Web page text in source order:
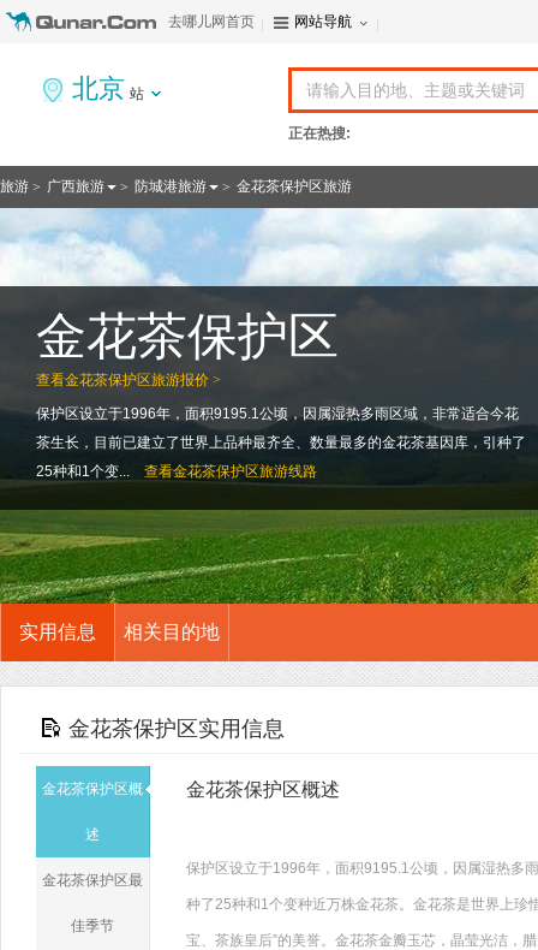
去哪儿网首页 网站导航
北京 站
正在热搜:
旅游 > 广西旅游 > 防城港旅游 > 金花茶保护区旅游
查看金花茶保护区旅游报价 >
金花茶保护区
保护区设立于1996年，面积9195.1公顷，因属湿热多雨区域，非常适合今花
茶生长，目前已建立了世界上品种最齐全、数量最多的金花茶基因库，引种了
25种和1个变...
查看金花茶保护区旅游线路
实用信息 相关目的地
金花茶保护区实用信息
金花茶保护区概
述
金花茶保护区最
佳季节
金花茶保护区概述
保护区设立于1996年，面积9195.1公顷，因属湿热多
种了25种和1个变种近万株金花茶。金花茶是世界上珍
宝、茶族皇后”的美誉。金花茶金瓣玉芯，晶莹光洁，